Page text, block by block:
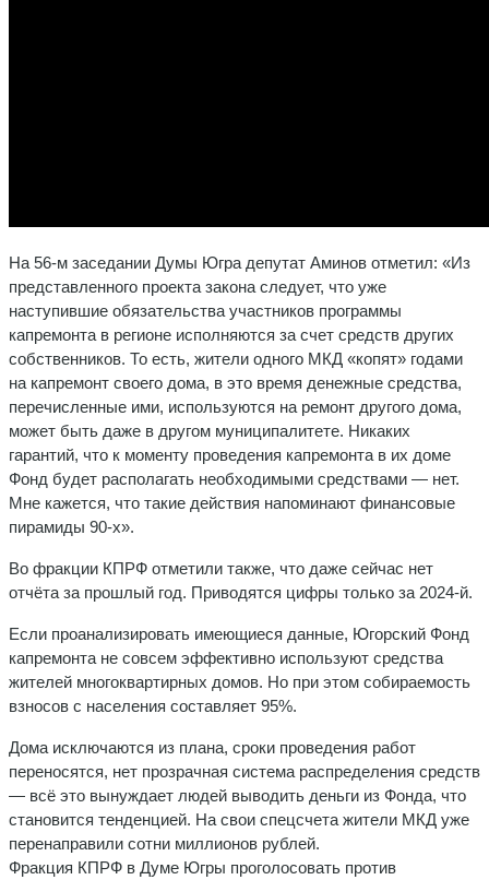
На 56-м заседании Думы Югра депутат Аминов отметил: «Из
представленного проекта закона следует, что уже
наступившие обязательства участников программы
капремонта в регионе исполняются за счет средств других
собственников. То есть, жители одного МКД «копят» годами
на капремонт своего дома, в это время денежные средства,
перечисленные ими, используются на ремонт другого дома,
может быть даже в другом муниципалитете. Никаких
гарантий, что к моменту проведения капремонта в их доме
Фонд будет располагать необходимыми средствами — нет.
Мне кажется, что такие действия напоминают финансовые
пирамиды 90-х».
Во фракции КПРФ отметили также, что даже сейчас нет
отчёта за прошлый год. Приводятся цифры только за 2024-й.
Если проанализировать имеющиеся данные, Югорский Фонд
капремонта не совсем эффективно используют средства
жителей многоквартирных домов. Но при этом собираемость
взносов с населения составляет 95%.
Дома исключаются из плана, сроки проведения работ
переносятся, нет прозрачная система распределения средств
— всё это вынуждает людей выводить деньги из Фонда, что
становится тенденцией. На свои спецсчета жители МКД уже
перенаправили сотни миллионов рублей.
Фракция КПРФ в Думе Югры проголосовать против